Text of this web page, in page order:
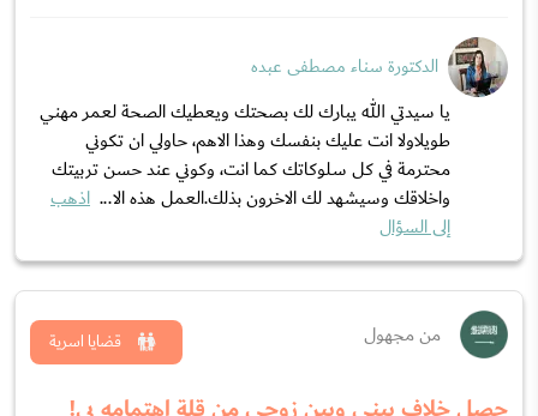
الدكتورة سناء مصطفى عبده
يا سيدتي الله يبارك لك بصحتك ويعطيك الصحة لعمر مهني
طويلاولا انت عليك بنفسك وهذا الاهم، حاولي ان تكوني
محترمة في كل سلوكاتك كما انت، وكوني عند حسن تربيتك
واخلاقك وسيشهد لك الاخرون بذلك.العمل هذه الا... اذهب
إلى السؤال
من مجهول قضايا اسرية